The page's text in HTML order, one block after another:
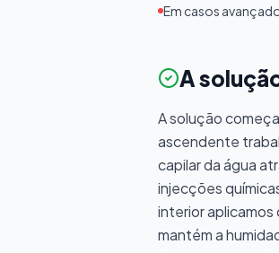
Em casos
A
A solução
ascendente
capilar da água
injecções
interior
mantém a